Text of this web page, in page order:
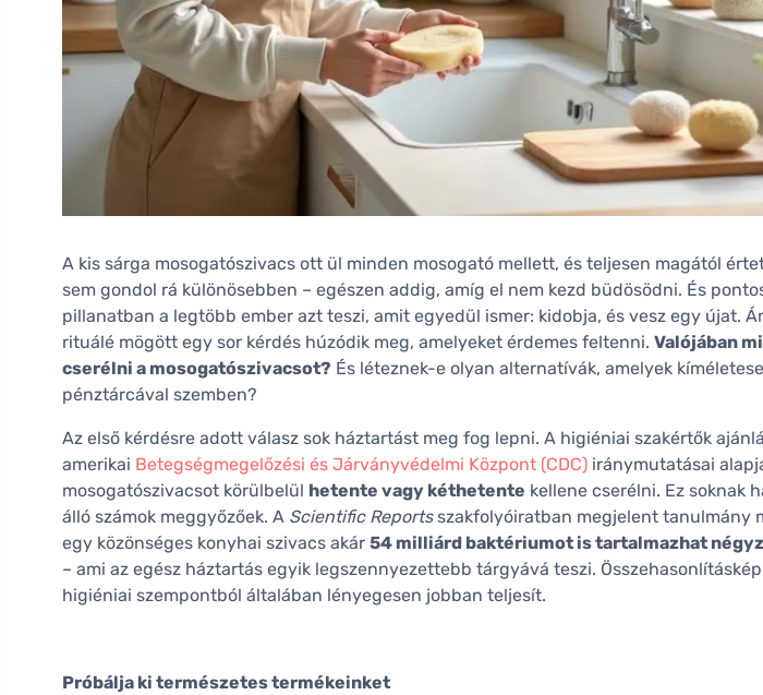
A kis sárga mosogatószivacs ott ül minden mosogató mellett, és teljesen magától
sem gondol rá különösebben – egészen addig, amíg el nem kezd büdösödni. És
pillanatban a legtöbb ember azt teszi, amit egyedül ismer: kidobja, és vesz egy újat.
rituálé mögött egy sor kérdés húzódik meg, amelyeket érdemes feltenni. Valójában
cserélni a mosogatószivacsot? És léteznek-e olyan alternatívák, amelyek
pénztárcával szemben?
Az első kérdésre adott válasz sok háztartást meg fog lepni. A higiéniai szakértők
amerikai Betegségmegelőzési és Járványvédelmi Központ (CDC) iránymutatásai
mosogatószivacsot körülbelül hetente vagy kéthetente kellene cserélni. Ez soknak
álló számok meggyőzőek. A Scientific Reportsszakfolyóiratban megjelent tanulmány
egy közönséges konyhai szivacs akár 54 milliárd baktériumot is tartalmazhat
– ami az egész háztartás egyik legszennyezettebb tárgyává teszi.
higiéniai szempontból általában lényegesen jobban teljesít.
Próbálja ki természetes termékeinket